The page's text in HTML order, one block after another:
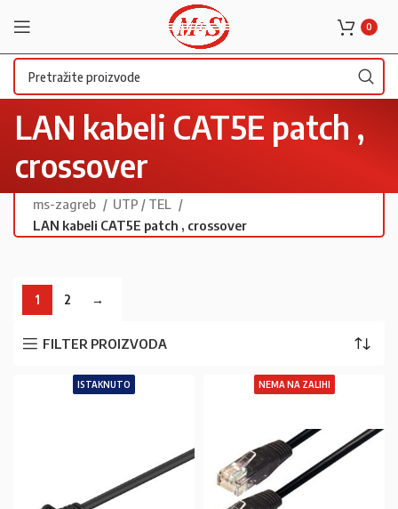
0
LAN kabeli CAT5E patch ,
crossover
ms-zagreb
UTP / TEL
LAN kabeli CAT5E patch , crossover
1 2 →
FILTER PROIZVODA
ISTAKNUTO NEMA NA ZALIHI